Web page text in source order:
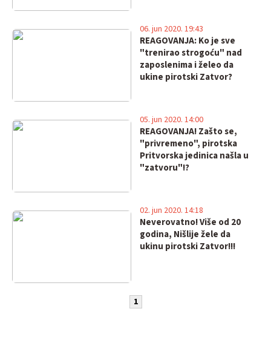
REAGOVANJA: Ko je sve
"trenirao strogoću" nad
zaposlenima i želeo da
ukine pirotski Zatvor?
06. jun 2020. 19:43
REAGOVANJA! Zašto se,
"privremeno", pirotska
Pritvorska jedinica našla u
"zatvoru"!?
05. jun 2020. 14:00
Neverovatno! Više od 20
godina, Nišlije žele da
ukinu pirotski Zatvor!!!
02. jun 2020. 14:18
1